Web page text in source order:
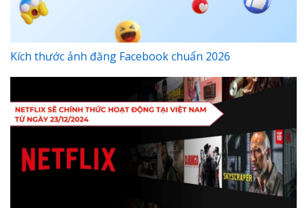
Kích thước ảnh đăng Facebook chuẩn 2026